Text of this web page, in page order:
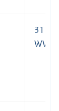
31 lid
WWB